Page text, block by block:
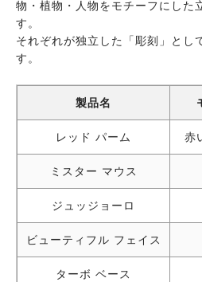
物・植物・人物をモチーフにした
す。
それぞれが独立した「彫刻」とし
す。
製品名
レッド パーム 赤
ミスター マウス
ジュッジョーロ
ビューティフル フェイス
ターボ ベース